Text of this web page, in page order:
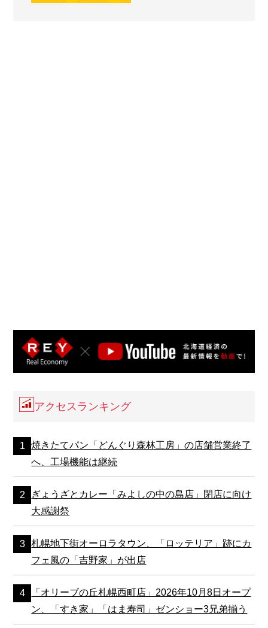
アクセスランキング
焼きたてパン「どんぐり森林工房」の店舗営業終了
へ、工場機能は継続
ぎょうざとカレー「みよしの中の島店」閉店に向け
大感謝祭
札幌地下街オーロラタウン、「ロッテリア」跡にカ
フェ風の「吉野家」が出店
「オリーブの丘札幌西町店」2026年10月8日オープ
ン、「すき家」「はま寿司」ゼンショー3兄弟揃う